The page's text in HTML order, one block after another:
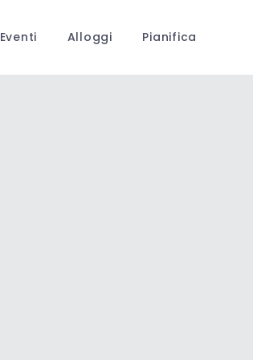
Eventi Alloggi Pianifica